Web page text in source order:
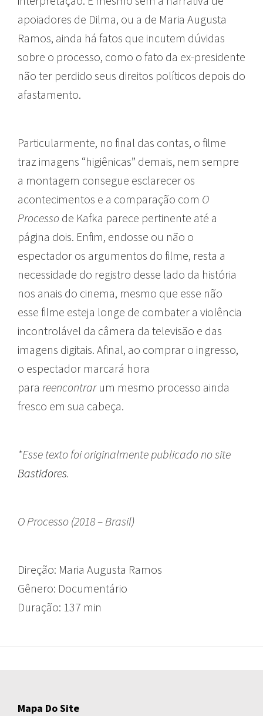
apoiadores de Dilma, ou a de Maria Augusta
Ramos, ainda há fatos que incutem dúvidas
sobre o processo, como o fato da ex-presidente
não ter perdido seus direitos políticos depois do
afastamento.
Particularmente, no final das contas, o filme
traz imagens “higiênicas” demais, nem sempre
a montagem consegue esclarecer os
acontecimentos e a comparação com O
Processo de Kafka parece pertinente até a
página dois. Enfim, endosse ou não o
espectador os argumentos do filme, resta a
necessidade do registro desse lado da história
nos anais do cinema, mesmo que esse não
esse filme esteja longe de combater a violência
incontrolável da câmera da televisão e das
imagens digitais. Afinal, ao comprar o ingresso,
o espectador marcará hora
para reencontrarum mesmo processo ainda
fresco em sua cabeça.
*Esse texto foi originalmente publicado no site
Bastidores.
O Processo (2018 – Brasil)
Direção: Maria Augusta Ramos
Gênero: Documentário
Duração: 137 min
Mapa Do Site